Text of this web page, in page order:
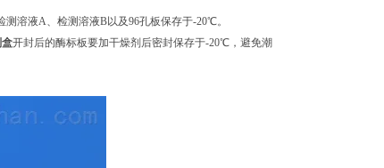
溶液A、检测溶液B以及96孔板保存于-20℃。
开封后的酶标板要加干燥剂后密封保存于-20℃，避免潮